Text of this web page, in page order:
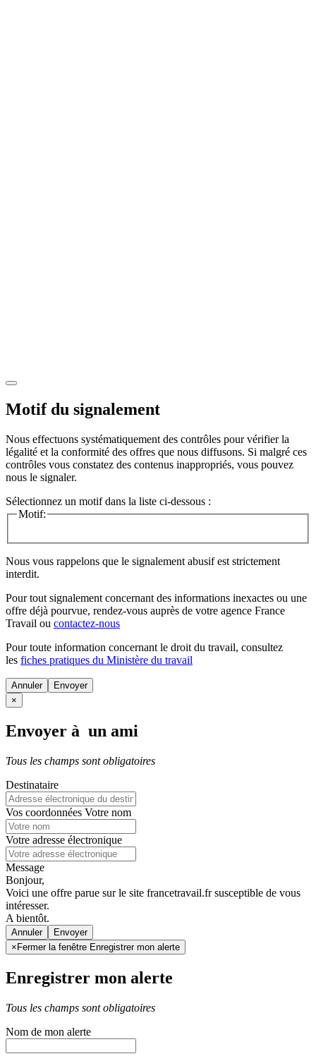
Motif du signalement
Nous effectuons systématiquement des contrôles pour vérifier la
légalité et la conformité des offres que nous diffusons. Si malgré ces
contrôles vous constatez des contenus inappropriés, vous pouvez
nous le signaler.
Sélectionnez un motif dans la liste ci-dessous :
Motif:
Nous vous rappelons que le signalement abusif est strictement
interdit.
Pour tout signalement concernant des informations inexactes ou une
offre déjà pourvue, rendez-vous auprès de votre agence France
Travail ou contactez-nous
Pour toute information concernant le droit du travail, consultez
les fiches pratiques du Ministère du travail
Annuler
×
Envoyer à un ami
Tous les champs sont obligatoires
Destinataire
Vos coordonnées Votre nom
Votre adresse électronique
Message
Bonjour,
Voici une offre parue sur le site francetravail.fr susceptible de vous
intéresser.
A bientôt.
Annuler
× Fermer la fenêtre Enregistrer mon alerte
Enregistrer mon alerte
Tous les champs sont obligatoires
Nom de mon alerte